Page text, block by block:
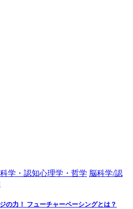
学・認知心理学・哲学 脳科学/認
の力！ フューチャーペーシングとは？